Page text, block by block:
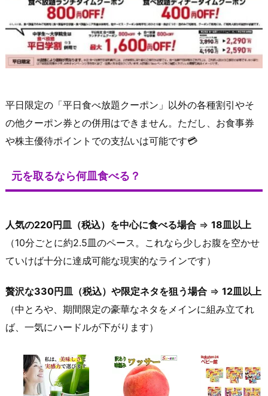
平日限定の「平日食べ放題クーポン」以外の各種割引やそ
の他クーポン券との併用はできません。ただし、お食事券
や株主優待ポイントでの支払いは可能です💳
元を取るなら何皿食べる？
人気の220円皿（税込）を中心に食べる場合 ⇒ 18皿以上
（10分ごとに約2.5皿のペース。これなら少しお腹を空かせ
ていけば十分に達成可能な現実的なラインです）
贅沢な330円皿（税込）や限定ネタを狙う場合 ⇒ 12皿以上
（中とろや、期間限定の豪華なネタをメインに組み立てれ
ば、一気にハードルが下がります）